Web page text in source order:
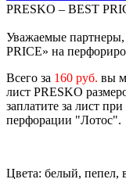
PRESKO – BEST
Уважаемые
PRICE» на
Всего за 160 руб. вы
лист PRESKO
заплатите за лист
перфорации "Лотос".
Цвета: белый, пепел,